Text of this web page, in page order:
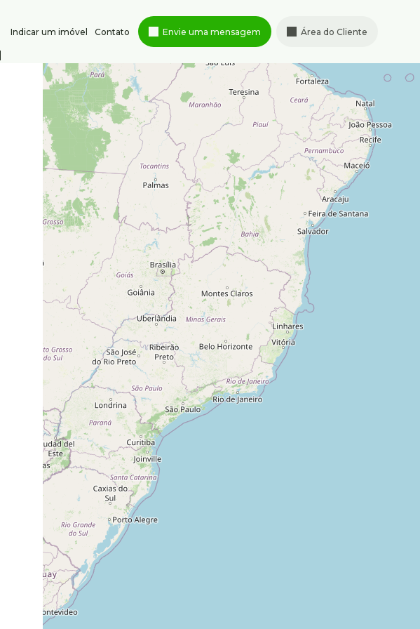
Área do Cliente
Envie uma mensagem
Contato
Indicar um imóvel
(31) 95347-
PJ 6532
Rua Albita, 131, 4º andar,
Cruzeiro, Belo Horizonte, MG
Horário de atendimento
Segunda à sexta-feira de 8h às
18h
Sábado de 9h às 13h